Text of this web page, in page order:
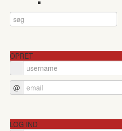
OPRET
@
LOG IND